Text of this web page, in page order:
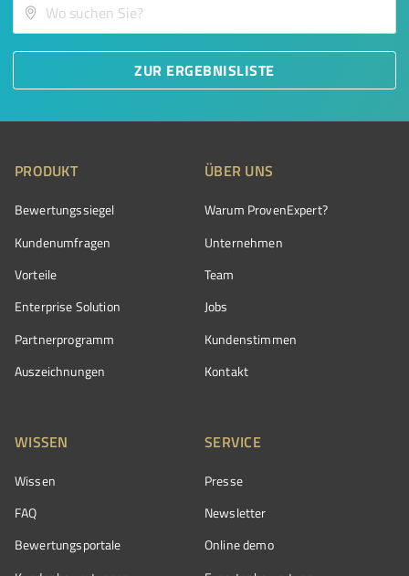
ZUR ERGEBNISLISTE
PRODUKT
Bewertungssiegel
Kundenumfragen
Vorteile
Enterprise Solution
Partnerprogramm
Auszeichnungen
ÜBER UNS
Warum ProvenExpert?
Unternehmen
Team
Jobs
Kundenstimmen
Kontakt
WISSEN
Wissen
FAQ
Bewertungsportale
SERVICE
Presse
Newsletter
Online demo